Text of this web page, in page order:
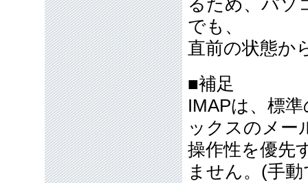
るため、パソ
でも、
直前の状態か
■補足
IMAPは、標
ックスのメー
操作性を優先
ません。(手